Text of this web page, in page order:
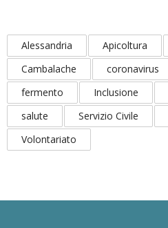
Alessandria Apicoltura
Cambalache
coronavirus
fermento
Inclusione
salute
Servizio Civile
Volontariato